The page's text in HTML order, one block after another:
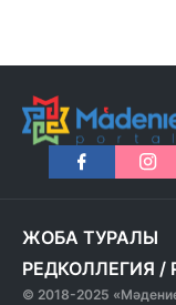
ЖОБА ТУРАЛЫ
РЕДКОЛЛЕГИЯ /
© 2018-2025